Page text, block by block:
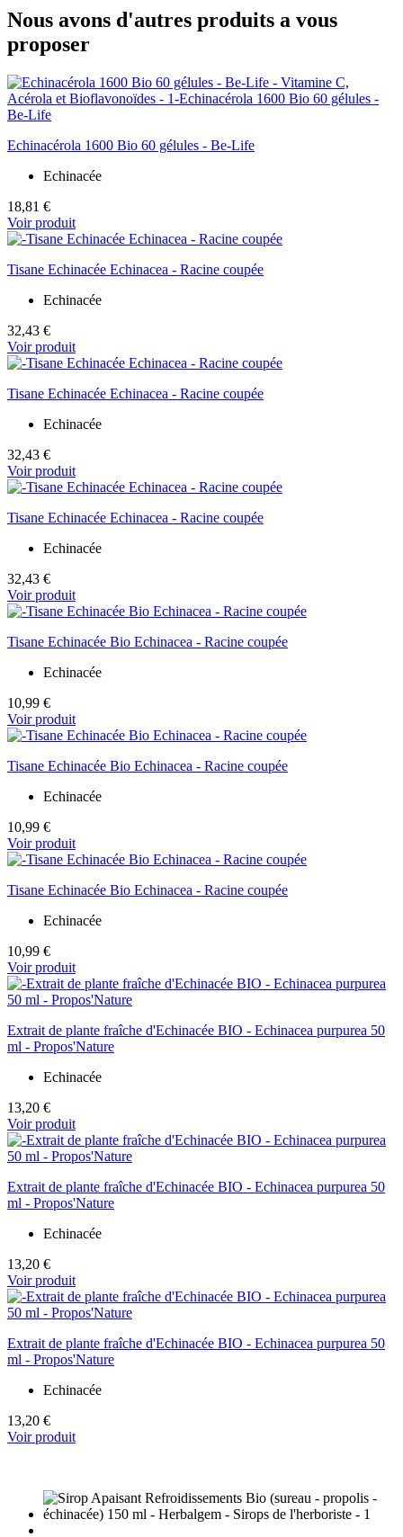
Nous avons d'autres produits a vous
proposer
Echinacérola 1600 Bio 60 gélules - Be-Life
Echinacée
18,81 €
Voir produit
Tisane Echinacée Echinacea - Racine coupée
Echinacée
32,43 €
Voir produit
Tisane Echinacée Echinacea - Racine coupée
Echinacée
32,43 €
Voir produit
Tisane Echinacée Echinacea - Racine coupée
Echinacée
32,43 €
Voir produit
Tisane Echinacée Bio Echinacea - Racine coupée
Echinacée
10,99 €
Voir produit
Tisane Echinacée Bio Echinacea - Racine coupée
Echinacée
10,99 €
Voir produit
Tisane Echinacée Bio Echinacea - Racine coupée
Echinacée
10,99 €
Voir produit
Extrait de plante fraîche d'Echinacée BIO - Echinacea purpurea 50
ml - Propos'Nature
Echinacée
13,20 €
Voir produit
Extrait de plante fraîche d'Echinacée BIO - Echinacea purpurea 50
ml - Propos'Nature
Echinacée
13,20 €
Voir produit
Extrait de plante fraîche d'Echinacée BIO - Echinacea purpurea 50
ml - Propos'Nature
Echinacée
13,20 €
Voir produit